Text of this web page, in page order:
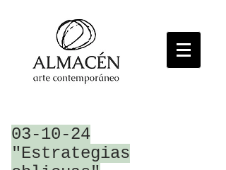
03-10-24
"Estrategias